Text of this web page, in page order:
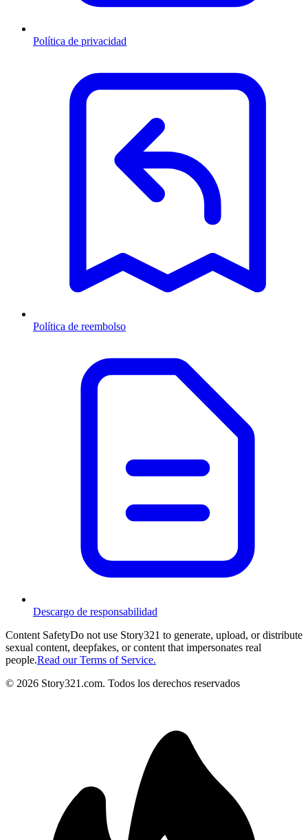
Política de privacidad
Política de reembolso
Descargo de responsabilidad
Content SafetyDo not use Story321 to generate, upload, or distribute
sexual content, deepfakes, or content that impersonates real
people.Read our Terms of Service.
© 2026 Story321.com. Todos los derechos reservados